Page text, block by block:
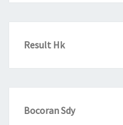
Result Hk
Bocoran Sdy